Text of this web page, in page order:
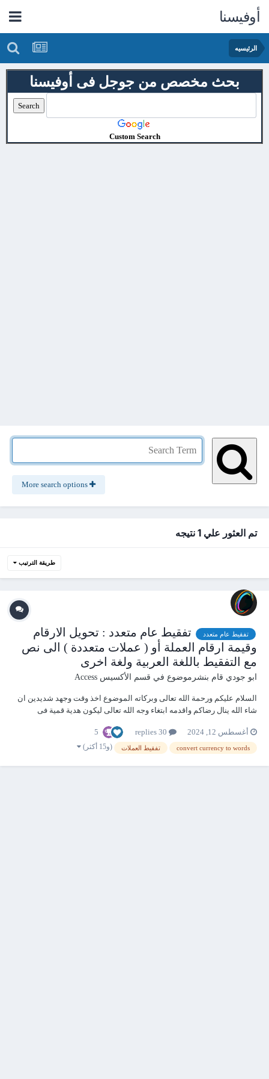
أوفيسنا
الرئيسيه
بحث مخصص من جوجل فى أوفيسنا
Custom Search
تم العثور علي 1 نتيجه
طريقة الترتيب
تفقيط عام متعدد
تفقيط عام متعدد : تحويل الارقام
وقيمة ارقام العملة أو ( عملات متعددة ) الى نص
مع التفقيط باللغة العربية ولغة اخرى
ابو جودي قام بنشرموضوع في قسم الأكسيس Access
السلام عليكم ورحمة الله تعالى وبركاته الموضوع اخذ وقت وجهد شديدين ان
شاء الله ينال رضاكم واقدمه ابتغاء وجه الله تعالى ليكون هدية قمية فى
أتقدم باخالص الشكر والتقدير والعرفان بالجميل لمن تحملوا إثقالى عليهم
مرارا وتك...
أغسطس 12, 2024 5
convert currency to words تفقيط العملات (و15 أكثر)